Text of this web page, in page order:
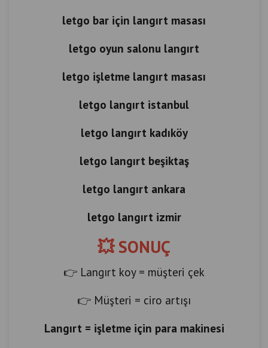
letgo bar için langırt masası
letgo oyun salonu langırt
letgo işletme langırt masası
letgo langırt istanbul
letgo langırt kadıköy
letgo langırt beşiktaş
letgo langırt ankara
letgo langırt izmir
💥 SONUÇ
👉 Langırt koy = müşteri çek
👉 Müşteri = ciro artışı
Langırt = işletme için para makinesi